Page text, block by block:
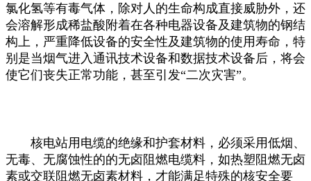
氯化氢等有毒气体，除对人的生命构成直接威胁外，还
会溶解形成稀盐酸附着在各种电器设备及建筑物的钢结
构上，严重降低设备的安全性及建筑物的使用寿命，特
别是当烟气进入通讯技术设备和数据技术设备后，将会
使它们丧失正常功能，甚至引发“二次灾害”。
核电站用电缆的绝缘和护套材料，必须采用低烟、
无毒、无腐蚀性的的无卤阻燃电缆料，如热塑阻燃无卤
素或交联阻燃无卤素材料，才能满足特殊的核安全要